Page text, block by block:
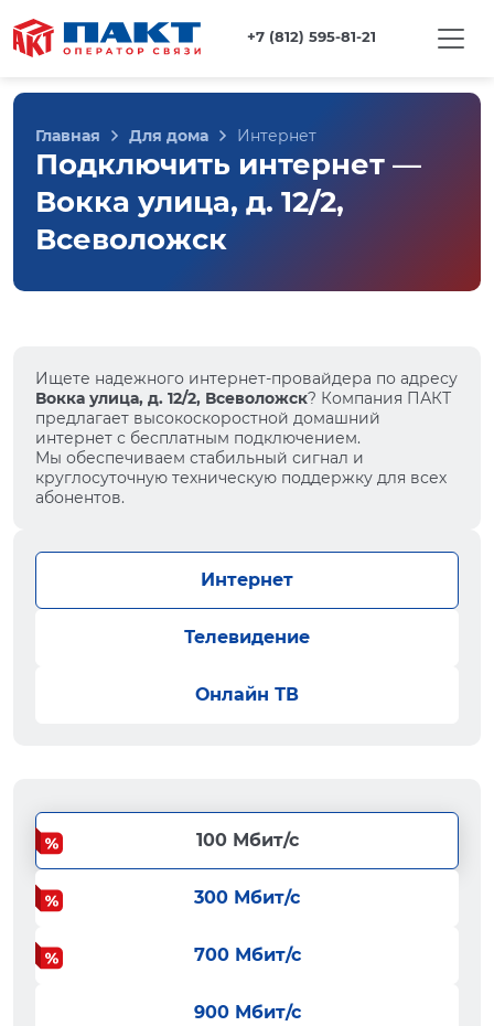
+7 (812) 595-81-21
Главная Для дома Интернет
Подключить интернет —
Вокка улица, д. 12/2,
Всеволожск
Ищете надежного интернет-провайдера по адресу
Вокка улица, д. 12/2, Всеволожск? Компания ПАКТ
предлагает высокоскоростной домашний
интернет с бесплатным подключением.
Мы обеспечиваем стабильный сигнал и
круглосуточную техническую поддержку для всех
абонентов.
Интернет
Телевидение
Онлайн ТВ
100 Мбит/с
300 Мбит/с
700 Мбит/с
900 Мбит/с